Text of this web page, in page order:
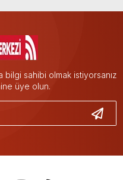
bilgi sahibi olmak istiyorsanız
üye olun.